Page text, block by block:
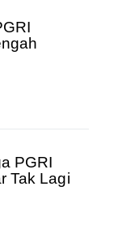
PGRI
Tak Lagi